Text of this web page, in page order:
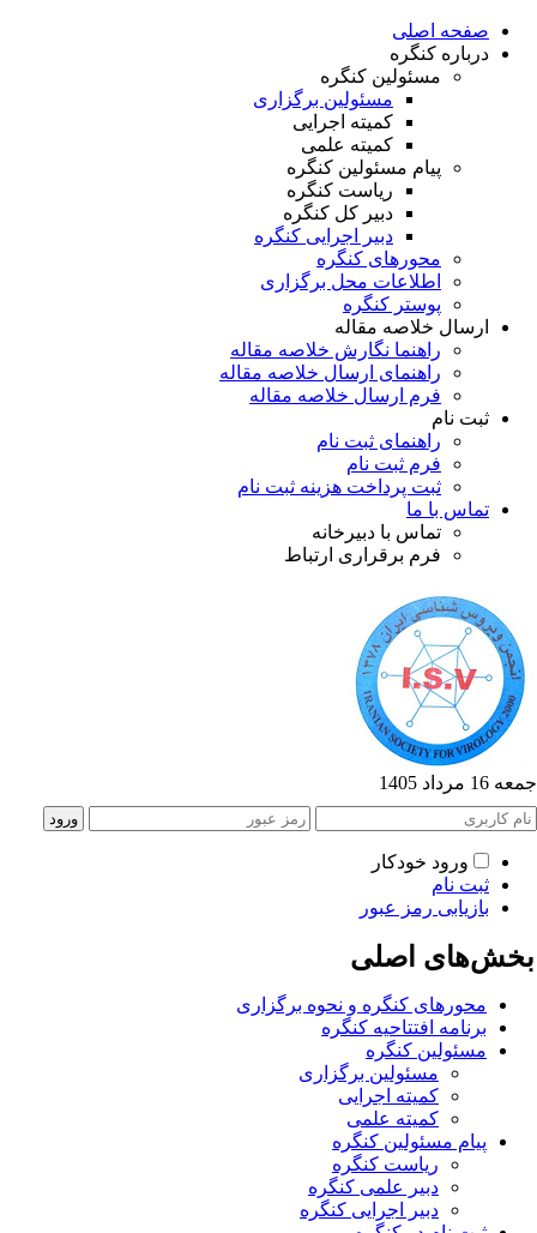
صفحه اصلی
درباره کنگره
مسئولین کنگره
مسئولین برگزاری
کمیته اجرایی
کمیته علمی
پیام مسئولین کنگره
ریاست کنگره
دبیر کل کنگره
دبیر اجرایی کنگره
محورهای کنگره
اطلاعات محل برگزاری
پوستر کنگره
ارسال خلاصه مقاله
راهنما نگارش خلاصه مقاله
راهنمای ارسال خلاصه مقاله
فرم ارسال خلاصه مقاله
ثبت نام
راهنمای ثبت نام
فرم ثبت نام
ثبت پرداخت هزینه ثبت نام
تماس با ما
تماس با دبیرخانه
فرم برقراری ارتباط
مرداد 1405
ورود خودکار
ثبت نام
بازیابی رمز عبور
اصلی
محورهای کنگره و نحوه برگزاری
برنامه افتتاحیه کنگره
مسئولین کنگره
مسئولین برگزاری
کمیته اجرایی
کمیته علمی
پیام مسئولین کنگره
ریاست کنگره
دبیر علمی کنگره
دبیر اجرایی کنگره